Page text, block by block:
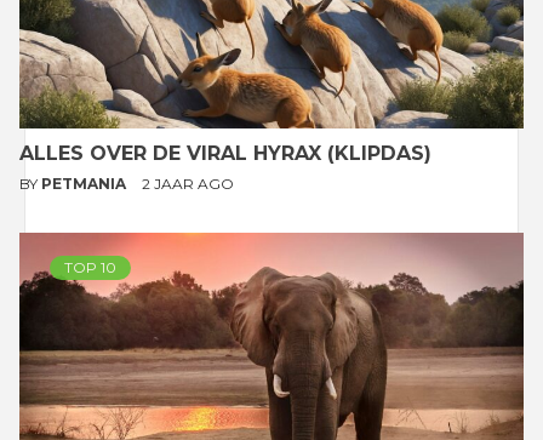
ALLES OVER DE VIRAL HYRAX (KLIPDAS)
BY PETMANIA 2 JAAR AGO
TOP 10